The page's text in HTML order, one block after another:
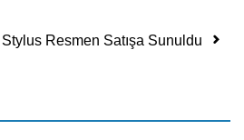
Resmen Satışa Sunuldu